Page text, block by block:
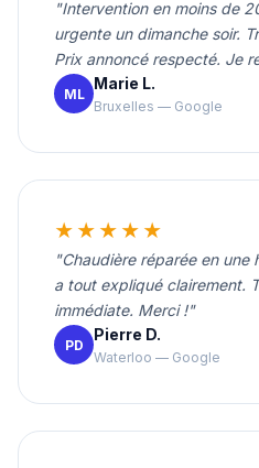
"Intervention en moins de
urgente un dimanche soir.
Prix annoncé respecté. Je
ML
Marie L.
Bruxelles — Google
★★★★★
"Chaudière réparée en une
a tout expliqué clairement.
immédiate. Merci !"
PD
Pierre D.
Waterloo — Google